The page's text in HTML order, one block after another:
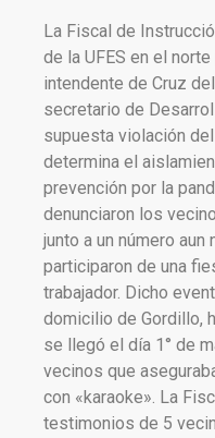
La Fiscal de
de la UFES en el
intendente de Cruz
secretario de
supuesta violación
determina el
prevención por la
denunciaron los
junto a un número
participaron de una
trabajador. Dicho
domicilio de Gordillo,
se llegó el día 1° de
vecinos que
con «karaoke». La
testimonios de 5